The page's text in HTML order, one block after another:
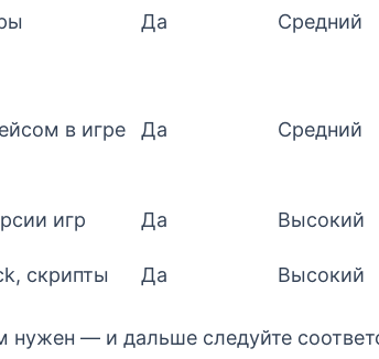
Да Средний
в игре Да Средний
игр Да Высокий
скрипты Да Высокий
нужен — и дальше следуйте